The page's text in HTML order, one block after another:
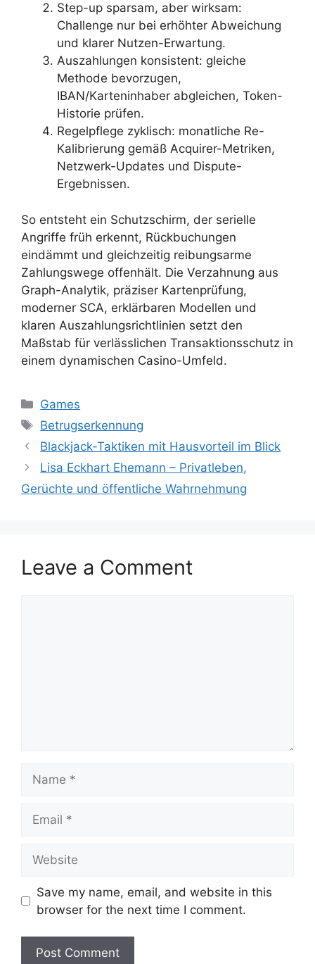
Step-up sparsam, aber wirksam:
Challenge nur bei erhöhter Abweichung
und klarer Nutzen-Erwartung.
Auszahlungen konsistent: gleiche
Methode bevorzugen,
IBAN/Karteninhaber abgleichen, Token-
Historie prüfen.
Regelpflege zyklisch: monatliche Re-
Kalibrierung gemäß Acquirer-Metriken,
Netzwerk-Updates und Dispute-
Ergebnissen.
So entsteht ein Schutzschirm, der serielle
Angriffe früh erkennt, Rückbuchungen
eindämmt und gleichzeitig reibungsarme
Zahlungswege offenhält. Die Verzahnung aus
Graph-Analytik, präziser Kartenprüfung,
moderner SCA, erklärbaren Modellen und
klaren Auszahlungsrichtlinien setzt den
Maßstab für verlässlichen Transaktionsschutz in
einem dynamischen Casino-Umfeld.
Categories
Games
Tags
Betrugserkennung
Blackjack-Taktiken mit Hausvorteil im Blick
Lisa Eckhart Ehemann – Privatleben,
Gerüchte und öffentliche Wahrnehmung
Leave a Comment
Save my name, email, and website in this
browser for the next time I comment.